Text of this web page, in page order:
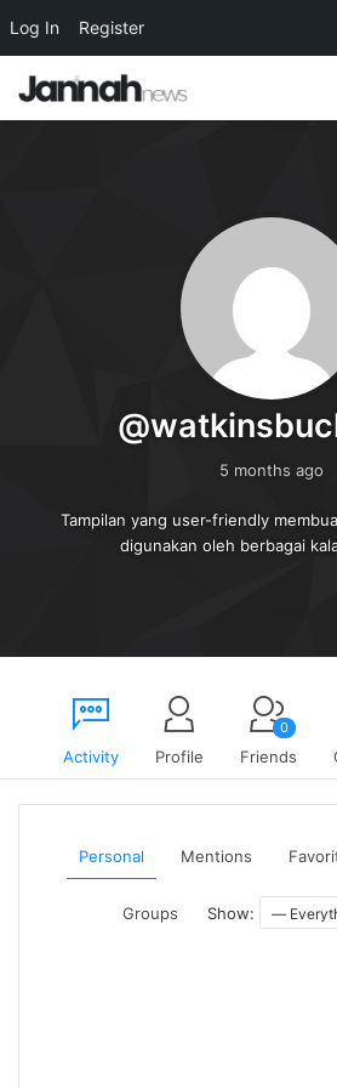
5 months ago
Tampilan yang user-friendly
digunakan oleh berbagai
Activity Profile Friends
0
Personal Mentions
Groups Show:
Log In Register